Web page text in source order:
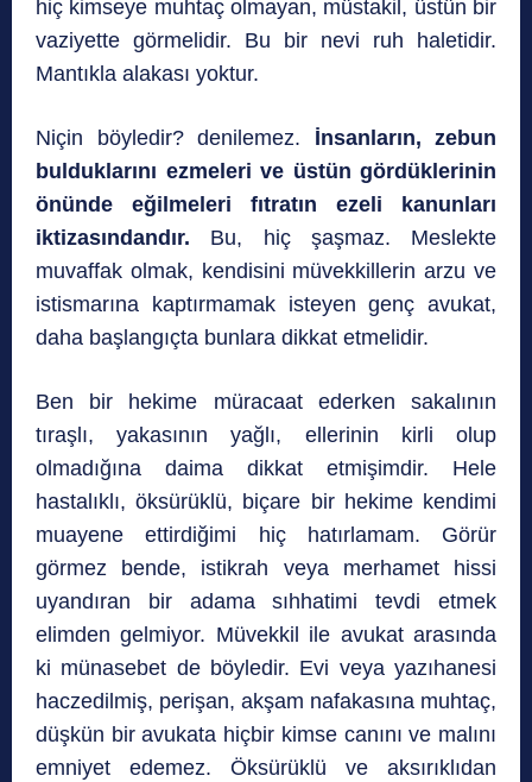
hiç kimseye muhtaç olmayan, müstakil, üstün bir
vaziyette görmelidir. Bu bir nevi ruh haletidir.
Mantıkla alakası yoktur.
Niçin böyledir? denilemez. İnsanların, zebun
bulduklarını ezmeleri ve üstün gördüklerinin
önünde eğilmeleri fıtratın ezeli kanunları
iktizasındandır. Bu, hiç şaşmaz. Meslekte
muvaffak olmak, kendisini müvekkillerin arzu ve
istismarına kaptırmamak isteyen genç avukat,
daha başlangıçta bunlara dikkat etmelidir.
Ben bir hekime müracaat ederken sakalının
tıraşlı, yakasının yağlı, ellerinin kirli olup
olmadığına daima dikkat etmişimdir. Hele
hastalıklı, öksürüklü, biçare bir hekime kendimi
muayene ettirdiğimi hiç hatırlamam. Görür
görmez bende, istikrah veya merhamet hissi
uyandıran bir adama sıhhatimi tevdi etmek
elimden gelmiyor. Müvekkil ile avukat arasında
ki münasebet de böyledir. Evi veya yazıhanesi
haczedilmiş, perişan, akşam nafakasına muhtaç,
düşkün bir avukata hiçbir kimse canını ve malını
emniyet edemez. Öksürüklü ve aksırıklıdan